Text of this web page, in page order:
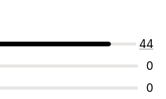
44
0
0